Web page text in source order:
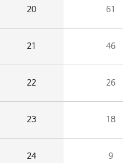
20 61
21 46
22 26
23 18
24 9